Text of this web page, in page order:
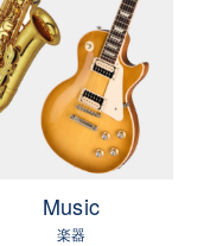
市）
・鹿嶋市・石
みがうら市・土
・稲敷市・牛久
河内町・つくば
Music
楽器